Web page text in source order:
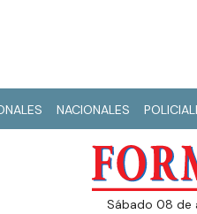
NACIONALES
sábado 08